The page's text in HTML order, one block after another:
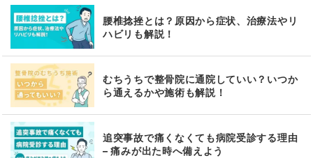
腰椎捻挫とは？原因から症状、治療法やリ
ハビリも解説！
むちうちで整骨院に通院していい？いつか
ら通えるかや施術も解説！
追突事故で痛くなくても病院受診する理由
– 痛みが出た時へ備えよう